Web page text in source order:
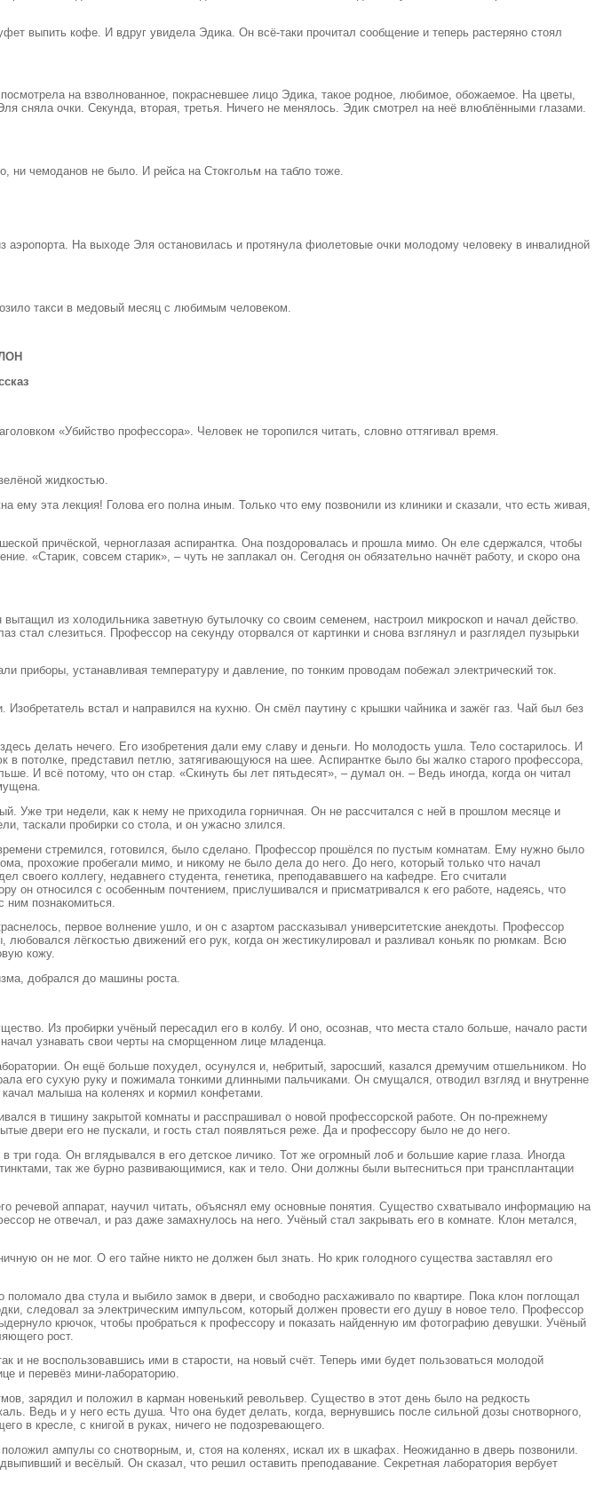
выпить кофе. И вдруг увидела Эдика. Он всё-таки прочитал сообщение и теперь растеряно стоял
на взволнованное, покрасневшее лицо Эдика, такое родное, любимое, обожаемое. На цветы,
сняла очки. Секунда, вторая, третья. Ничего не менялось. Эдик смотрел на неё влюблёнными глазами.
ни чемоданов не было. И рейса на Стокгольм на табло тоже.
На выходе Эля остановилась и протянула фиолетовые очки молодому человеку в инвалидной
такси в медовый месяц с любимым человеком.
«Убийство профессора». Человек не торопился читать, словно оттягивал время.
жидкостью.
эта лекция! Голова его полна иным. Только что ему позвонили из клиники и сказали, что есть живая,
причёской, черноглазая аспирантка. Она поздоровалась и прошла мимо. Он еле сдержался, чтобы
«Старик, совсем старик», – чуть не заплакал он. Сегодня он обязательно начнёт работу, и скоро она
из холодильника заветную бутылочку со своим семенем, настроил микроскоп и начал действо.
стал слезиться. Профессор на секунду оторвался от картинки и снова взглянул и разглядел пузырьки
устанавливая температуру и давление, по тонким проводам побежал электрический ток.
встал и направился на кухню. Он смёл паутину с крышки чайника и зажёг газ. Чай был без
делать нечего. Его изобретения дали ему славу и деньги. Но молодость ушла. Тело состарилось. И
в потолке, представил петлю, затягивающуюся на шее. Аспирантке было бы жалко старого профессора,
И всё потому, что он стар. «Скинуть бы лет пятьдесят», – думал он. – Ведь иногда, когда он читал
Уже три недели, как к нему не приходила горничная. Он не рассчитался с ней в прошлом месяце и
таскали пробирки со стола, и он ужасно злился.
стремился, готовился, было сделано. Профессор прошёлся по пустым комнатам. Ему нужно было
прохожие пробегали мимо, и никому не было дела до него. До него, который только что начал
своего коллегу, недавнего студента, генетика, преподававшего на кафедре. Его считали
относился с особенным почтением, прислушивался и присматривался к его работе, надеясь, что
познакомиться.
первое волнение ушло, и он с азартом рассказывал университетские анекдоты. Профессор
лёгкостью движений его рук, когда он жестикулировал и разливал коньяк по рюмкам. Всю
кожу.
добрался до машины роста.
Из пробирки учёный пересадил его в колбу. И оно, осознав, что места стало больше, начало расти
узнавать свои черты на сморщенном лице младенца.
Он ещё больше похудел, осунулся и, небритый, заросший, казался дремучим отшельником. Но
его сухую руку и пожимала тонкими длинными пальчиками. Он смущался, отводил взгляд и внутренне
малыша на коленях и кормил конфетами.
в тишину закрытой комнаты и расспрашивал о новой профессорской работе. Он по-прежнему
двери его не пускали, и гость стал появляться реже. Да и профессору было не до него.
года. Он вглядывался в его детское личико. Тот же огромный лоб и большие карие глаза. Иногда
так же бурно развивающимися, как и тело. Они должны были вытесниться при трансплантации
речевой аппарат, научил читать, объяснял ему основные понятия. Существо схватывало информацию на
не отвечал, и раз даже замахнулось на него. Учёный стал закрывать его в комнате. Клон метался,
он не мог. О его тайне никто не должен был знать. Но крик голодного существа заставлял его
два стула и выбило замок в двери, и свободно расхаживало по квартире. Пока клон поглощал
следовал за электрическим импульсом, который должен провести его душу в новое тело. Профессор
крючок, чтобы пробраться к профессору и показать найденную им фотографию девушки. Учёный
рост.
и не воспользовавшись ими в старости, на новый счёт. Теперь ими будет пользоваться молодой
и перевёз мини-лабораторию.
зарядил и положил в карман новенький револьвер. Существо в этот день было на редкость
Ведь и у него есть душа. Что она будет делать, когда, вернувшись после сильной дозы снотворного,
в кресле, с книгой в руках, ничего не подозревающего.
ампулы со снотворным, и, стоя на коленях, искал их в шкафах. Неожиданно в дверь позвонили.
и весёлый. Он сказал, что решил оставить преподавание. Секретная лаборатория вербует